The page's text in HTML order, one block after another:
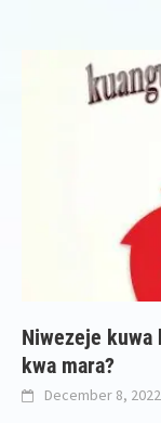
Niwezeje kuwa
kwa mara?
December 8, 2022